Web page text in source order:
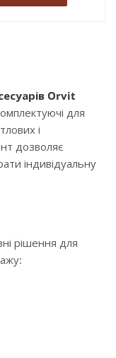
Orvit
для
і
дозволяє
індивідуальну
рішення для